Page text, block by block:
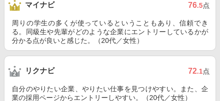
マイナビ 76.5点
周りの学生の多くが使っているということもあり、信頼でき
る。同級生や先輩がどのような企業にエントリーしているかが
分かる点が良いと感じた。（20代／女性）
リクナビ 72.1点
自分のやりたい企業、やりたい仕事を見つけやすい。また、企
業の採用ページからエントリーしやすい。（20代／女性）